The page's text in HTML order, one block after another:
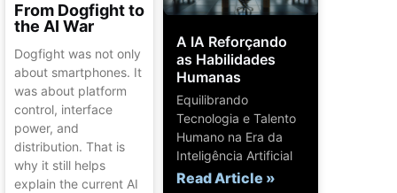
From Dogfight to
the AI War
Dogfight was not only
about smartphones. It
was about platform
control, interface
power, and
distribution. That is
why it still helps
explain the current AI
A IA Reforçando
as Habilidades
Humanas
Equilibrando
Tecnologia e Talento
Humano na Era da
Inteligência Artificial
Read Article »